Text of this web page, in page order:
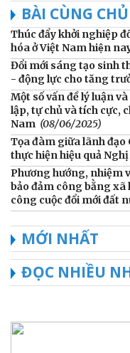
BÀI CÙNG
Thúc đẩy khởi nghiệp
hóa ở Việt Nam hiện
Đổi mới sáng tạo sinh
- động lực cho tăng
Một số vấn đề lý luận
lập, tự chủ và tích cực,
Nam (08/06/2025)
Tọa đàm giữa lãnh đạo
thực hiện hiệu quả
Phương hướng, nhiệm
bảo đảm công bằng
công cuộc đổi mới đất
MỚI NHẤT
ĐỌC NHIỀU